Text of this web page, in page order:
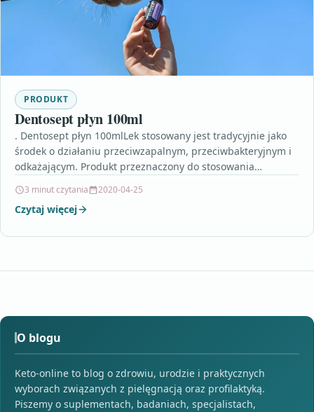
PRODUKT
Dentosept płyn 100ml
. Dentosept płyn 100mlLek stosowany jest tradycyjnie jako
środek o działaniu przeciwzapalnym, przeciwbakteryjnym i
odkażającym. Produkt przeznaczony do stosowania
3 minut czytania 2020-04-25
Czytaj więcej
O blogu
Keto-online to blog o zdrowiu, urodzie i praktycznych
wyborach związanych z pielęgnacją oraz profilaktyką.
Piszemy o suplementach, badaniach, specjalistach,